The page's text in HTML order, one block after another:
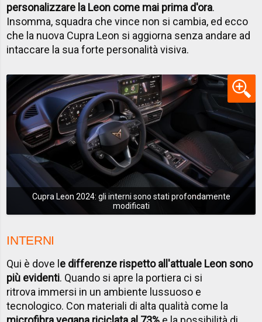
personalizzare la Leon come mai prima d'ora.
Insomma, squadra che vince non si cambia, ed ecco
che la nuova Cupra Leon si aggiorna senza andare ad
intaccare la sua forte personalità visiva.
Cupra Leon 2024: gli interni sono stati profondamente
modificati
INTERNI
Qui è dove l e differenze rispetto all'attuale Leon sono
più evidenti. Quando si apre la portiera ci si
ritrova immersi in un ambiente lussuoso e
tecnologico. Con materiali di alta qualità come la